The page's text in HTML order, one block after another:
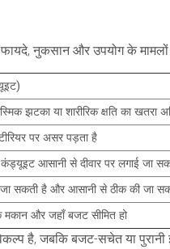
नुकसान और उपयोग के मामलों
झटका या शारीरिक क्षति का खतरा
पर असर पड़ता है
आसानी से दीवार पर लगाई जा
सकती है और आसानी से ठीक की जा
मकान और जहाँ बजट सीमित हो
है, जबकि बजट-सचेत या